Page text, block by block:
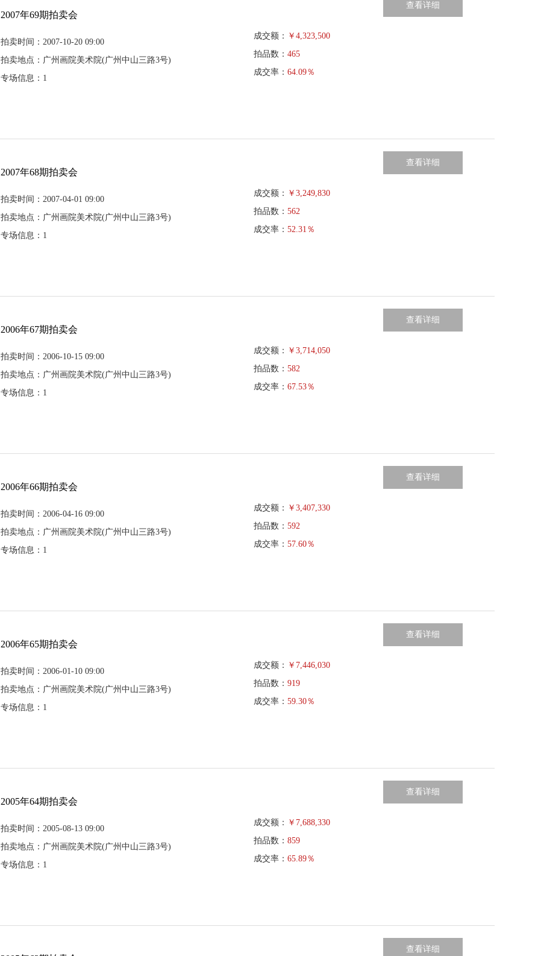
2007年69期拍卖会
拍卖时间：2007-10-20 09:00
拍卖地点：广州画院美术院(广州中山三路3号)
专场信息：1
成交额： ￥ 4,323,500
拍品数： 465
成交率： 64.09％
查看详细
2007年68期拍卖会
拍卖时间：2007-04-01 09:00
拍卖地点：广州画院美术院(广州中山三路3号)
专场信息：1
成交额： ￥ 3,249,830
拍品数： 562
成交率： 52.31％
查看详细
2006年67期拍卖会
拍卖时间：2006-10-15 09:00
拍卖地点：广州画院美术院(广州中山三路3号)
专场信息：1
成交额： ￥ 3,714,050
拍品数： 582
成交率： 67.53％
查看详细
2006年66期拍卖会
拍卖时间：2006-04-16 09:00
拍卖地点：广州画院美术院(广州中山三路3号)
专场信息：1
成交额： ￥ 3,407,330
拍品数： 592
成交率： 57.60％
查看详细
2006年65期拍卖会
拍卖时间：2006-01-10 09:00
拍卖地点：广州画院美术院(广州中山三路3号)
专场信息：1
成交额： ￥ 7,446,030
拍品数： 919
成交率： 59.30％
查看详细
2005年64期拍卖会
拍卖时间：2005-08-13 09:00
拍卖地点：广州画院美术院(广州中山三路3号)
专场信息：1
成交额： ￥ 7,688,330
拍品数： 859
成交率： 65.89％
查看详细
查看详细